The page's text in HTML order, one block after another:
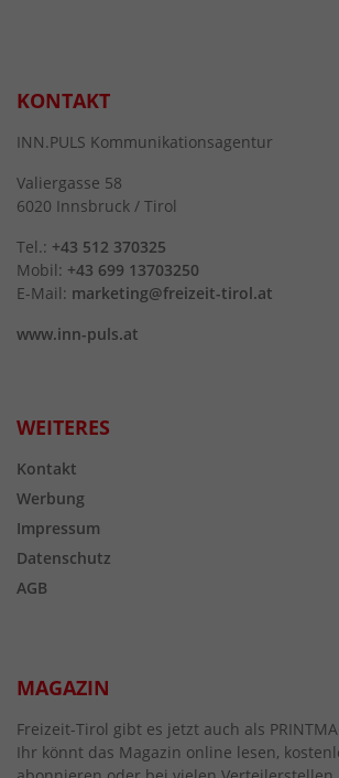
KONTAKT
INN.PULS Kommunikationsagentur
Valiergasse 58
6020 Innsbruck / Tirol
Tel.: +43 512 370325
Mobil: +43 699 13703250
E-Mail: marketing@freizeit-tirol.at
www.inn-puls.at
WEITERES
Kontakt
Werbung
Impressum
Datenschutz
AGB
MAGAZIN
Freizeit-Tirol gibt es jetzt auch als
Ihr könnt das Magazin online lesen,